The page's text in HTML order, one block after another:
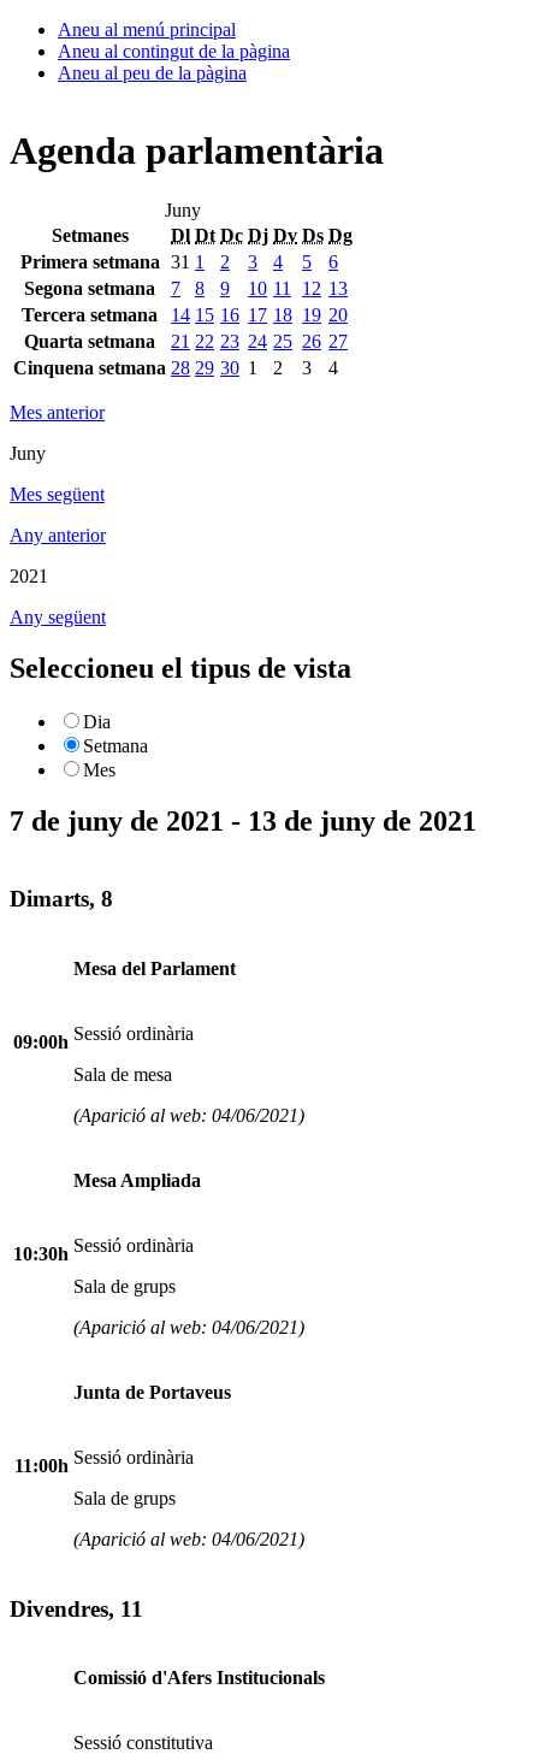
Aneu al menú principal
Aneu al contingut de la pàgina
Aneu al peu de la pàgina
Agenda parlamentària
Juny
Setmanes
Dl Dt Dc Dj Dv Ds Dg
Primera setmana 31 1 2 3 4 5
6
Segona setmana
7 8 9 10 11 12 13
Tercera setmana
14 15 16 17 18 19 20
Quarta setmana
21 22 23 24 25 26 27
Cinquena setmana 28 29 30 1 2 3 4
Mes anterior
Juny
Mes següent
Any anterior
2021
Any següent
Seleccioneu el tipus de vista
Dia
Setmana
Mes
7 de juny de 2021 - 13 de juny de 2021
Dimarts, 8
09:00h
Mesa del Parlament
Sessió ordinària
Sala de mesa
(Aparició al web: 04/06/2021)
10:30h
Mesa Ampliada
Sessió ordinària
Sala de grups
(Aparició al web: 04/06/2021)
11:00h
Junta de Portaveus
Sessió ordinària
Sala de grups
(Aparició al web: 04/06/2021)
Divendres, 11
Comissió d'Afers Institucionals
Sessió constitutiva